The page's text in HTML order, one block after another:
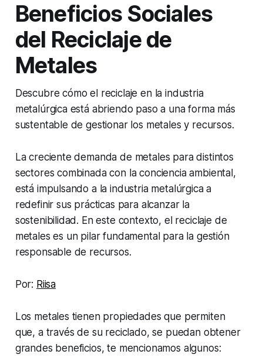
Beneficios Sociales
del Reciclaje de
Metales
Descubre cómo el reciclaje en la industria
metalúrgica está abriendo paso a una forma más
sustentable de gestionar los metales y recursos.
La creciente demanda de metales para distintos
sectores combinada con la conciencia ambiental,
está impulsando a la industria metalúrgica a
redefinir sus prácticas para alcanzar la
sostenibilidad. En este contexto, el reciclaje de
metales es un pilar fundamental para la gestión
responsable de recursos.
Por: Riisa
Los metales tienen propiedades que permiten
que, a través de su reciclado, se puedan obtener
grandes beneficios, te mencionamos algunos: